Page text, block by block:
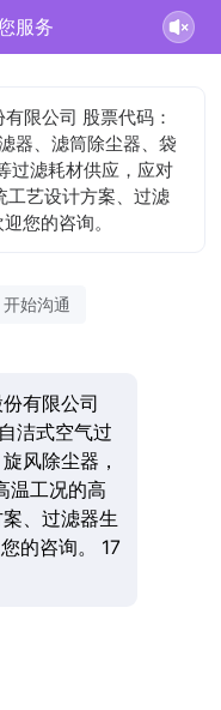
服务
限公司 股票代码：
器、滤筒除尘器、袋
过滤耗材供应，应对
工艺设计方案、过滤
您的咨询。
始沟通
有限公司
洁式空气过
风除尘器，
温工况的高
、过滤器生
的咨询。 17